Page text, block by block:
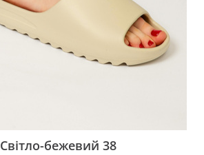
Світло-бежевий 38